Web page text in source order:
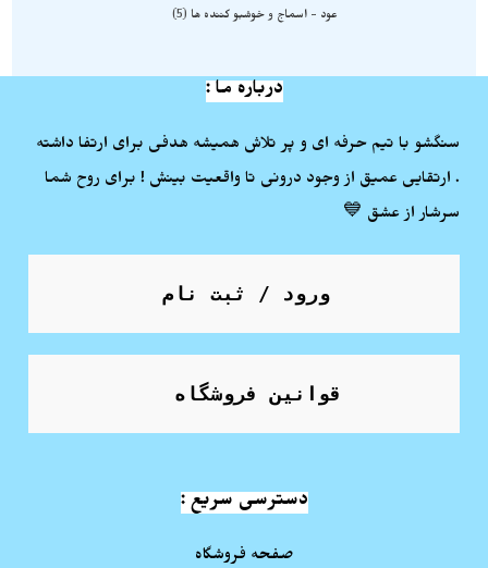
عود - اسماج و خوشبو کننده ها
5
درباره ما :
سنگشو با تیم حرفه ای و پر تلاش همیشه هدفی برای ارتفا داشته
. ارتقایی عمیق از وجود درونی تا واقعیت بینش ! برای روح شما
سرشار از عشق 💙
ورود / ثبت نام
قوانین فروشگاه
دسترسی سریع :
صفحه فروشگاه